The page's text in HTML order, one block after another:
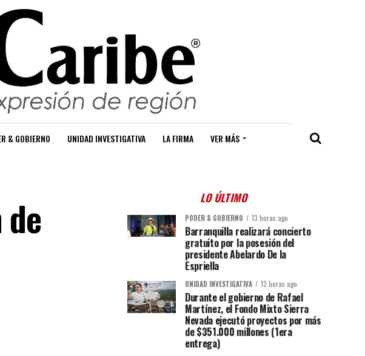
& GOBIERNO UNIDAD INVESTIGATIVA LA FIRMA VER MÁS
LO ÚLTIMO
PODER & GOBIERNO 13 horas ago
Barranquilla realizará concierto
gratuito por la posesión del
presidente Abelardo De la
Espriella
UNIDAD INVESTIGATIVA 13 horas ago
Durante el gobierno de Rafael
Martínez, el Fondo Mixto Sierra
Nevada ejecutó proyectos por más
de $351.000 millones (1era
entrega)